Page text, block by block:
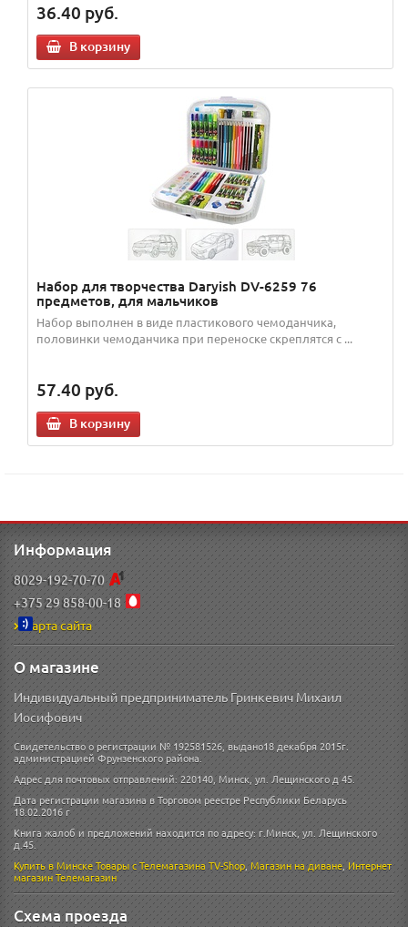
36.40 руб.
В корзину
Набор для творчества Daryish DV-6259 76
предметов, для мальчиков
Набор выполнен в виде пластикового чемоданчика,
половинки чемоданчика при переноске скреплятся с ...
57.40 руб.
В корзину
Информация
8029-192-70-70
+375 29 858-00-18
Карта сайта
О магазине
Индивидуальный предприниматель Гринкевич Михаил
Иосифович
Свидетельство о регистрации № 192581526, выдано18 декабря 2015г.
администрацией Фрунзенского района.
Адрес для почтовых отправлений: 220140, Минск, ул. Лещинского д 45.
Дата регистрации магазина в Торговом реестре Республики Беларусь
18.02.2016 г
Книга жалоб и предложений находится по адресу: г.Минск, ул. Лещинского
д.45.
Купить в МинскеТовары с Телемагазина TV-Shop,Магазин на диване,Интернет
магазинТелемагазин
Схема проезда